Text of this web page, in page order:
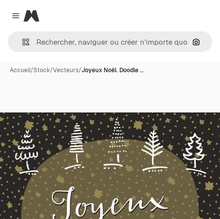
Close menu
Magnific
Accueil/Stock/Vecteurs/Joyeux Noël. Doodle …